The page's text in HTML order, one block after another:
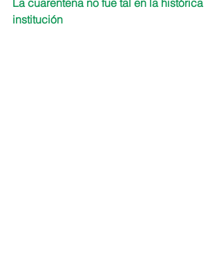
La cuarentena no fue tal en la histórica
institución